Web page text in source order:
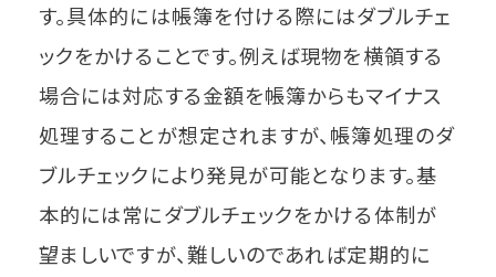
す。具体的には帳簿を付ける際にはダブルチェ
ックをかけることです。例えば現物を横領する
場合には対応する金額を帳簿からもマイナス
処理することが想定されますが、帳簿処理のダ
ブルチェックにより発見が可能となります。基
本的には常にダブルチェックをかける体制が
望ましいですが、難しいのであれば定期的に